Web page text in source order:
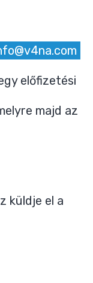
előfizetési
majd az
küldje el a